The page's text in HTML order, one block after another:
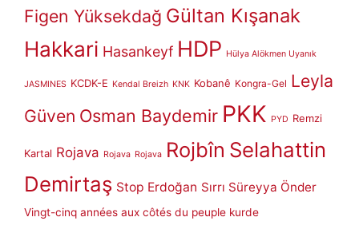
Figen Yüksekdağ Gültan Kışanak
Hakkari Hasankeyf HDP Hülya Alökmen Uyanık
JASMINES KCDK-E Kendal Breizh KNK Kobanê Kongra-Gel Leyla
Güven Osman Baydemir PKK PYD Remzi
Kartal Rojava Rojava Rojava Rojbîn Selahattin
Demirtaş Stop Erdoğan Sırrı Süreyya Önder
Vingt-cinq années aux côtés du peuple kurde